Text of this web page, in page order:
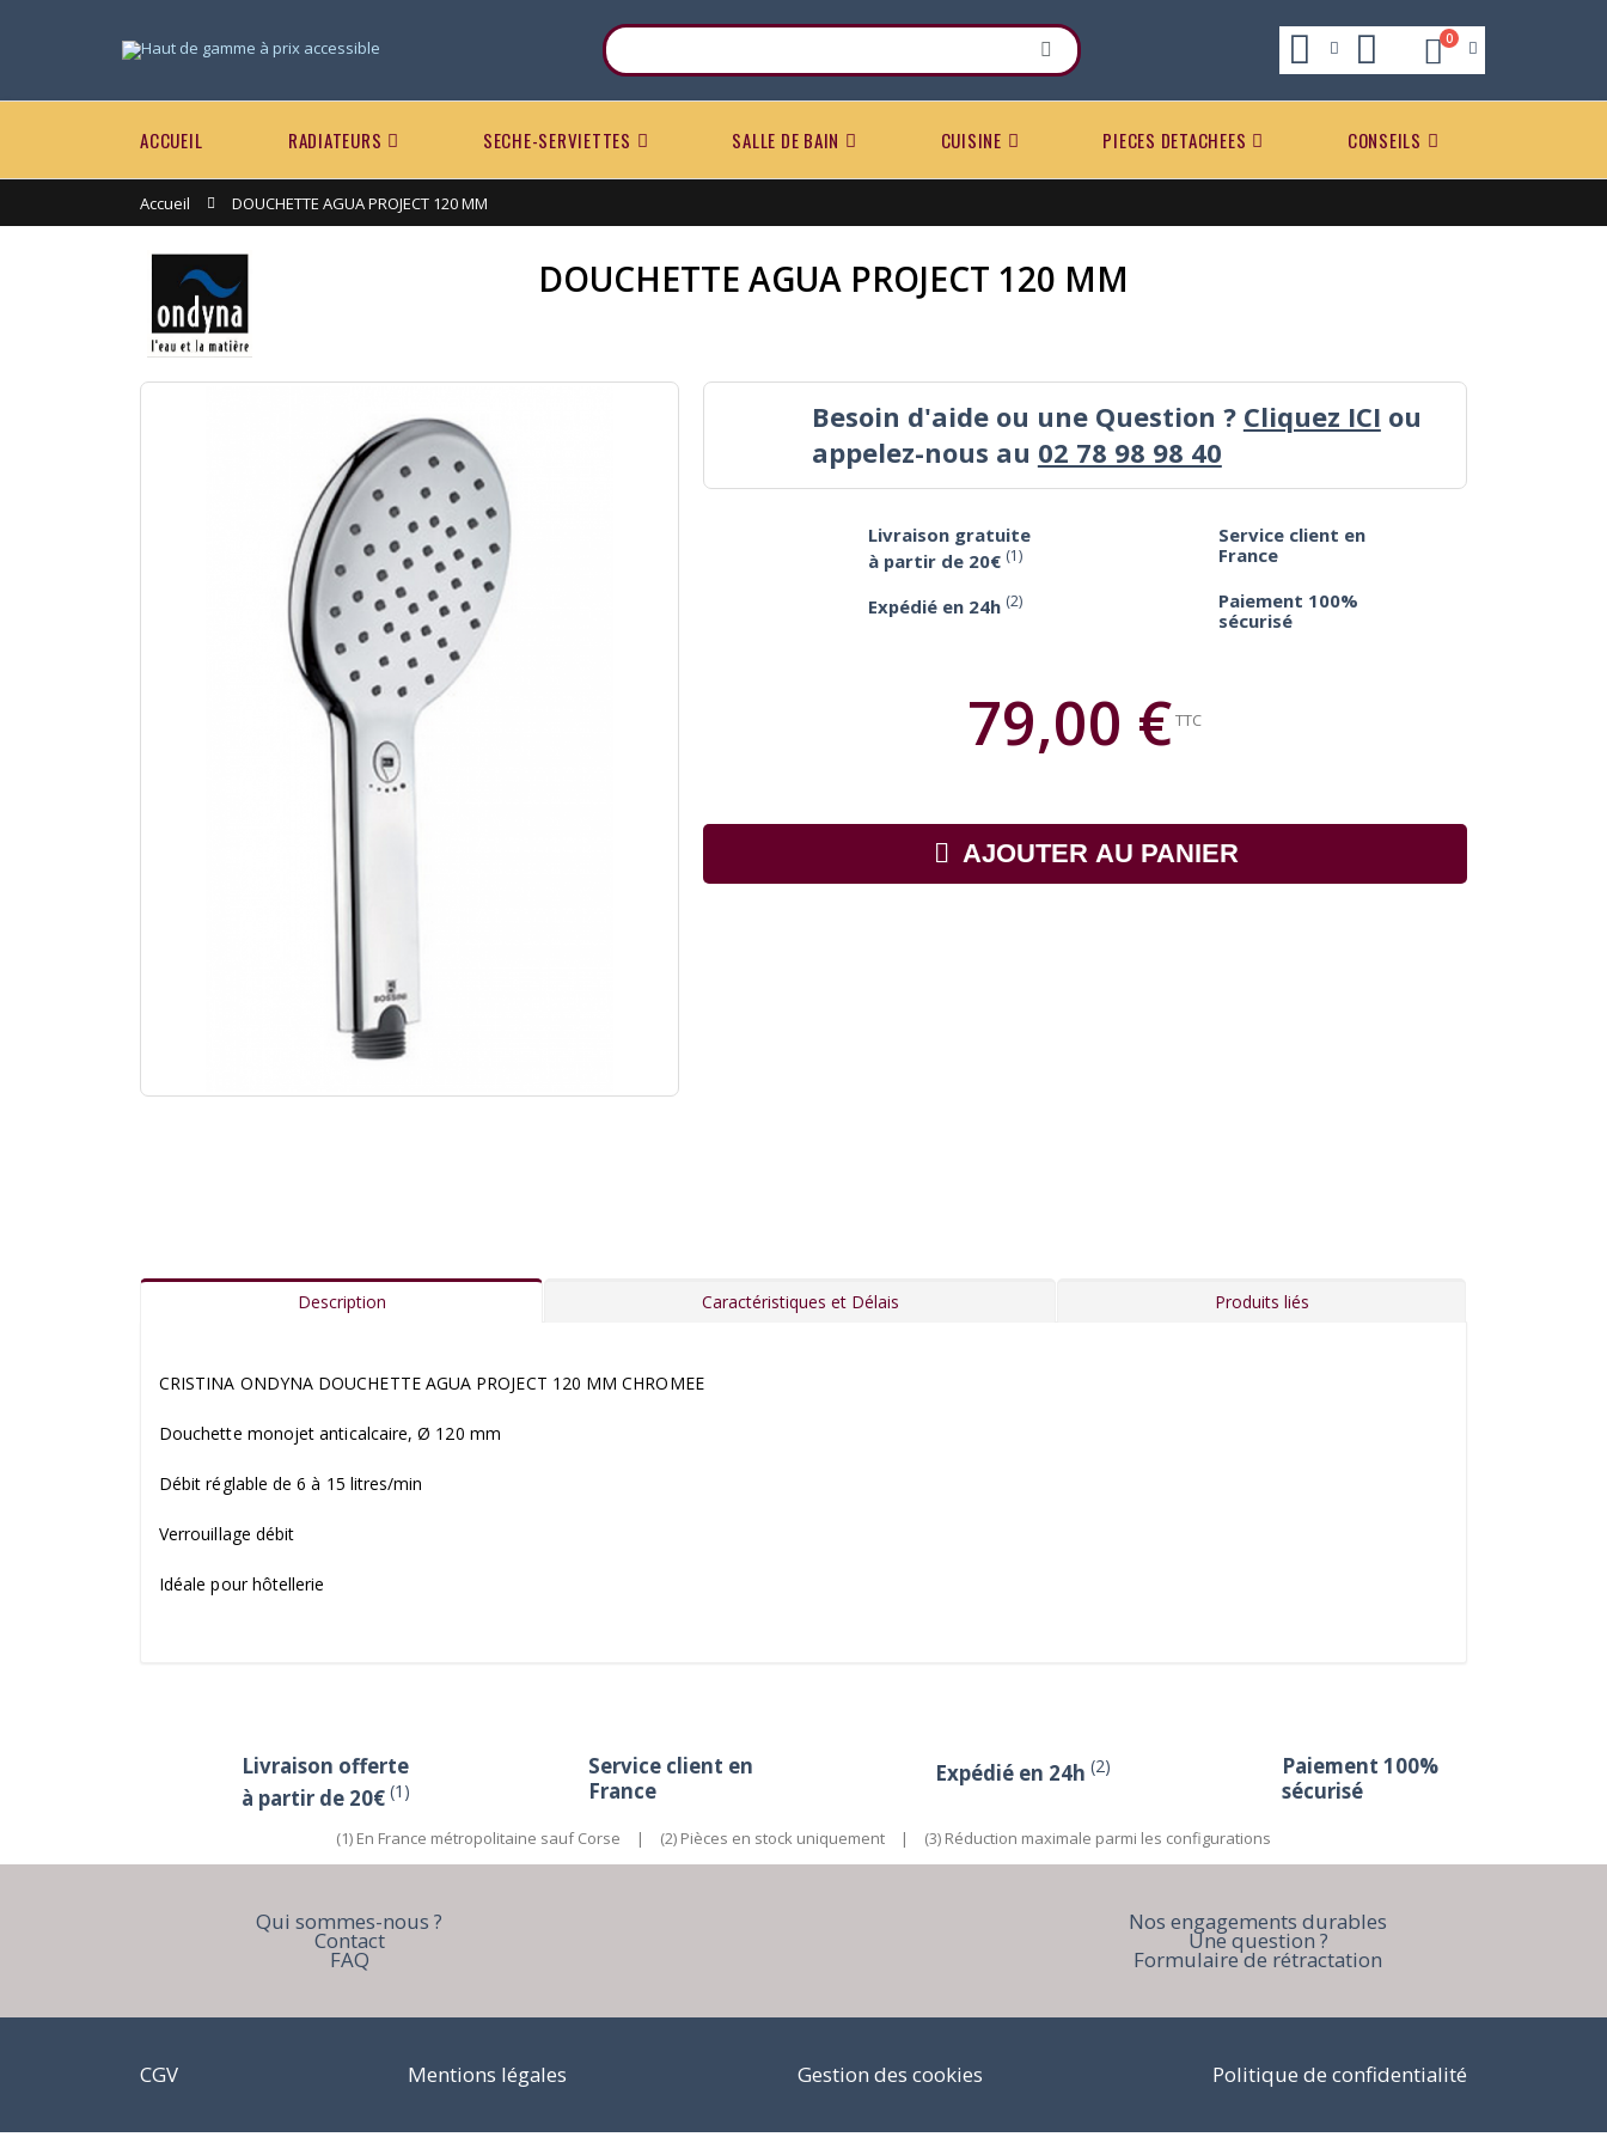
0
ACCUEIL RADIATEURS SECHE-SERVIETTES SALLE DE BAIN CUISINE PIECES DETACHEES CONSEILS
Accueil DOUCHETTE AGUA PROJECT 120 MM
DOUCHETTE AGUA PROJECT 120 MM
Besoin d'aide ou une Question ? Cliquez ICI ou
appelez-nous au 02 78 98 98 40
Livraison gratuite
à partir de 20€ (1)
Service client en
France
Expédié en 24h (2)
Paiement 100%
sécurisé
79,00 €TTC
AJOUTER AU PANIER
Description Caractéristiques et Délais Produits liés
CRISTINA ONDYNA DOUCHETTE AGUA PROJECT 120 MM CHROMEE
Douchette monojet anticalcaire, Ø 120 mm
Débit réglable de 6 à 15 litres/min
Verrouillage débit
Idéale pour hôtellerie
Livraison offerte
à partir de 20€ (1)
Service client en
France
Expédié en 24h (2)
Paiement 100%
sécurisé
(1) En France métropolitaine sauf Corse | (2) Pièces en stock uniquement | (3) Réduction maximale parmi les configurations
Qui sommes-nous ?
Contact
FAQ
Nos engagements durables
Une question ?
Formulaire de rétractation
CGV Mentions légales Gestion des cookies Politique de confidentialité